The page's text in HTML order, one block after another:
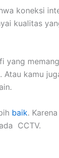
koneksi
kualitas
yang
Atau kamu
baik.
CCTV.